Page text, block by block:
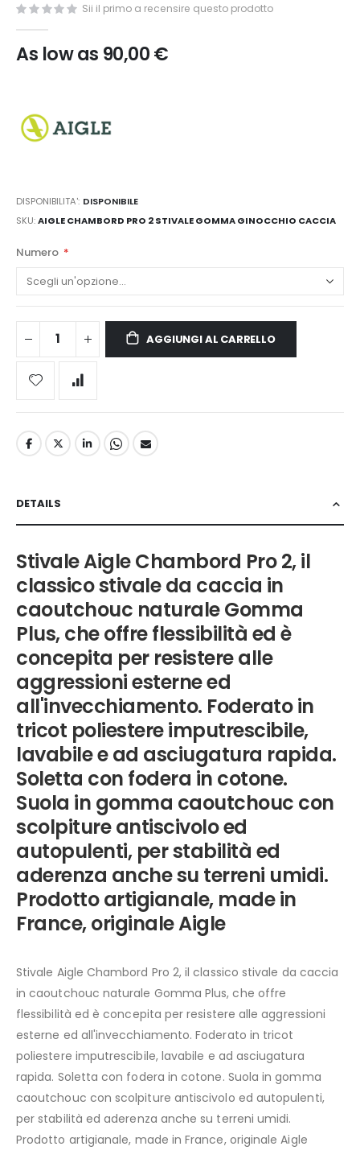
Sii il primo a recensire questo prodotto
As low as 90,00 €
DISPONIBILITA': DISPONIBILE
SKU AIGLE CHAMBORD PRO 2 STIVALE GOMMA GINOCCHIO CACCIA
Numero
AGGIUNGI AL CARRELLO
DETAILS
Stivale Aigle Chambord Pro 2, il
classico stivale da caccia in
caoutchouc naturale Gomma
Plus, che offre flessibilità ed è
concepita per resistere alle
aggressioni esterne ed
all'invecchiamento. Foderato in
tricot poliestere imputrescibile,
lavabile e ad asciugatura rapida.
Soletta con fodera in cotone.
Suola in gomma caoutchouc con
scolpiture antiscivolo ed
autopulenti, per stabilità ed
aderenza anche su terreni umidi.
Prodotto artigianale, made in
France, originale Aigle
Stivale Aigle Chambord Pro 2, il classico stivale da caccia
in caoutchouc naturale Gomma Plus, che offre
flessibilità ed è concepita per resistere alle aggressioni
esterne ed all'invecchiamento. Foderato in tricot
poliestere imputrescibile, lavabile e ad asciugatura
rapida. Soletta con fodera in cotone. Suola in gomma
caoutchouc con scolpiture antiscivolo ed autopulenti,
per stabilità ed aderenza anche su terreni umidi.
Prodotto artigianale, made in France, originale Aigle